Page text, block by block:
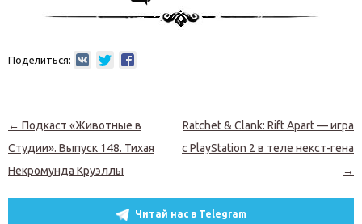
Поделиться:
Навигация по записям
← Подкаст «Животные в
Студии». Выпуск 148. Тихая
Некромунда Круэллы
Ratchet & Clank: Rift Apart — игра
с PlayStation 2 в теле некст-гена
→
Читай нас в Telegram